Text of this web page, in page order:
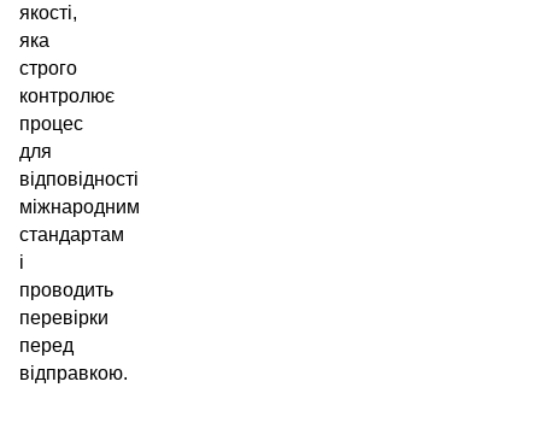
якості,
яка
строго
контролює
процес
для
відповідності
міжнародним
стандартам
і
проводить
перевірки
перед
відправкою.